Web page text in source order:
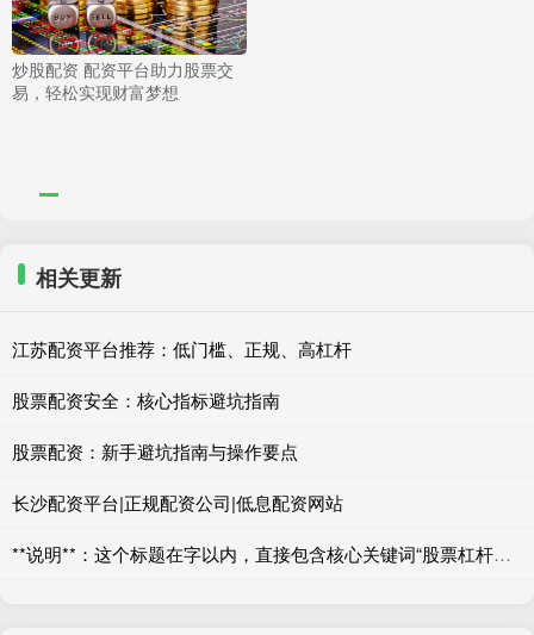
炒股配资 配资平台助力股票交
易，轻松实现财富梦想
相关更新
江苏配资平台推荐：低门槛、正规、高杠杆
股票配资安全：核心指标避坑指南
股票配资：新手避坑指南与操作要点
长沙配资平台|正规配资公司|低息配资网站
**说明**：这个标题在字以内，直接包含核心关键词“股票杠杆网址”，并使用了“官网”、“正规”、“入口”等辅助词来提升可信度和点击率，符合SEO收录要求。标题结构清晰，能有效吸引目标用户。